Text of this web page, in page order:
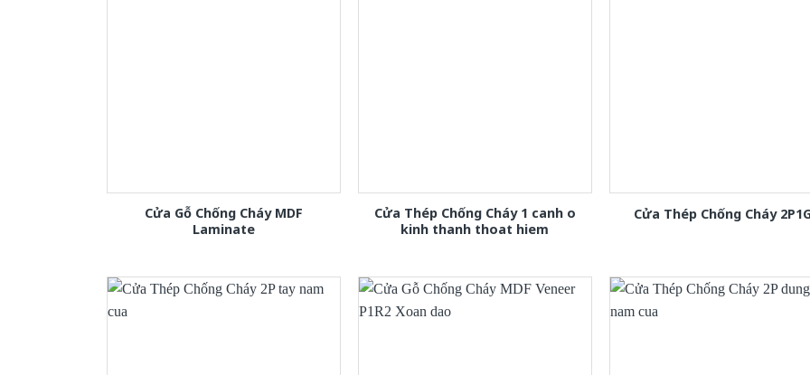
Cửa Gỗ Chống Cháy MDF
Laminate
Cửa Thép Chống Cháy 1 canh o
kinh thanh thoat hiem
Cửa Thép Chống Cháy